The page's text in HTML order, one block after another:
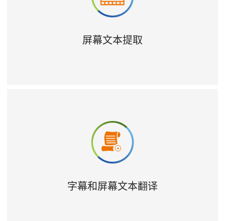
屏幕文本提取
字幕和屏幕文本翻译